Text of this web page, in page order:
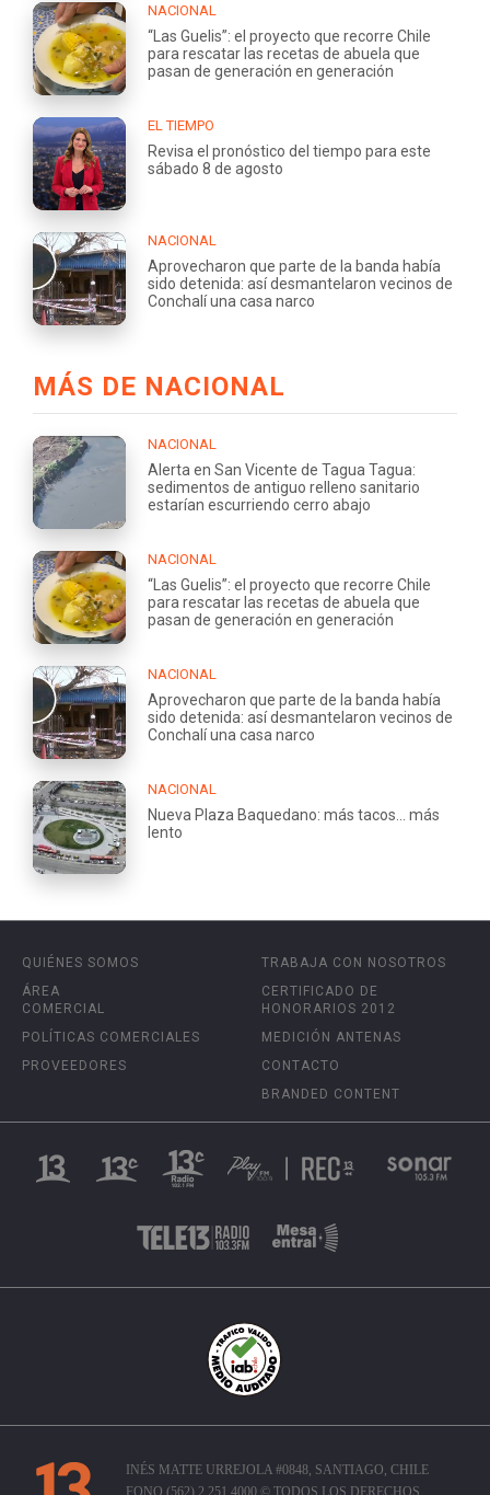
NACIONAL
“Las Guelis”: el proyecto que recorre Chile
para rescatar las recetas de abuela que
pasan de generación en generación
EL TIEMPO
Revisa el pronóstico del tiempo para este
sábado 8 de agosto
NACIONAL
Aprovecharon que parte de la banda había
sido detenida: así desmantelaron vecinos de
Conchalí una casa narco
MÁS DE NACIONAL
NACIONAL
Alerta en San Vicente de Tagua Tagua:
sedimentos de antiguo relleno sanitario
estarían escurriendo cerro abajo
NACIONAL
“Las Guelis”: el proyecto que recorre Chile
para rescatar las recetas de abuela que
pasan de generación en generación
NACIONAL
Aprovecharon que parte de la banda había
sido detenida: así desmantelaron vecinos de
Conchalí una casa narco
NACIONAL
Nueva Plaza Baquedano: más tacos... más
lento
QUIÉNES SOMOS
ÁREA
COMERCIAL
POLÍTICAS COMERCIALES
PROVEEDORES
TRABAJA CON NOSOTROS
CERTIFICADO DE
HONORARIOS 2012
MEDICIÓN ANTENAS
CONTACTO
BRANDED CONTENT
INÉS MATTE URREJOLA #0848, SANTIAGO, CHILE
FONO (562) 2 251 4000 © TODOS LOS DERECHOS